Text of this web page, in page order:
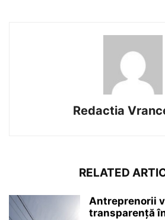
Redactia
RELATED
Antreprenorii
transparență